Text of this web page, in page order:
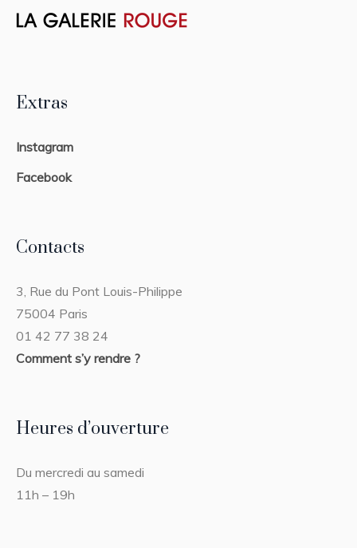
Extras
Instagram
Facebook
Contacts
3, Rue du Pont Louis-Philippe
75004 Paris
01 42 77 38 24
Comment s’y rendre ?
Heures d’ouverture
Du mercredi au samedi
11h – 19h